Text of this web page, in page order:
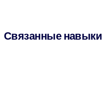
Связанные навыки